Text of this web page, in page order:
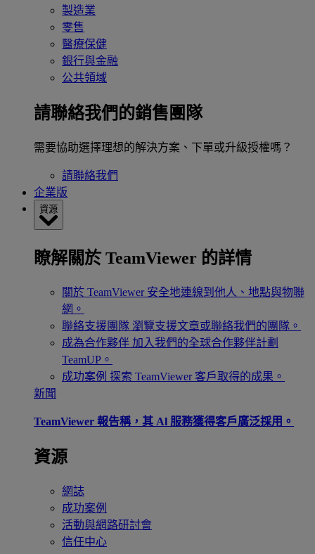
製造業
零售
醫療保健
銀行與金融
公共領域
請聯絡我們的銷售團隊
需要協助選擇理想的解決方案、下單或升級授權嗎？
請聯絡我們
企業版
資源
瞭解關於 TeamViewer 的詳情
關於 TeamViewer 安全地連線到他人、地點與物聯
網。
聯絡支援團隊 瀏覽支援文章或聯絡我們的團隊。
成為合作夥伴 加入我們的全球合作夥伴計劃
TeamUP。
成功案例 探索 TeamViewer 客戶取得的成果。
新聞
TeamViewer 報告稱，其 Al 服務獲得客戶廣泛採用。
資源
網誌
成功案例
活動與網路研討會
信任中心